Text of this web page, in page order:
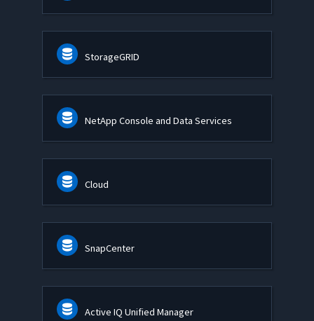
StorageGRID
NetApp Console and Data Services
Cloud
SnapCenter
Active IQ Unified Manager